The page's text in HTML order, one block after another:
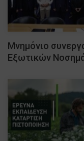
Μνημόνιο
Eξωτικών